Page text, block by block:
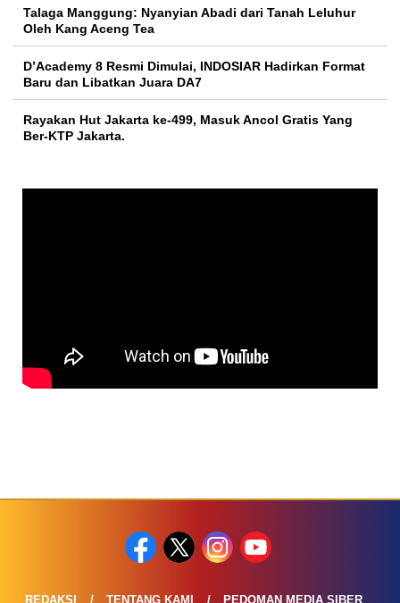
Talaga Manggung: Nyanyian Abadi dari Tanah Leluhur
Oleh Kang Aceng Tea
D’Academy 8 Resmi Dimulai, INDOSIAR Hadirkan Format
Baru dan Libatkan Juara DA7
Rayakan Hut Jakarta ke-499, Masuk Ancol Gratis Yang
Ber-KTP Jakarta.
REDAKSI TENTANG KAMI PEDOMAN MEDIA SIBER